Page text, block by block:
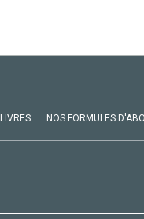
LIVRES NOS FORMULES